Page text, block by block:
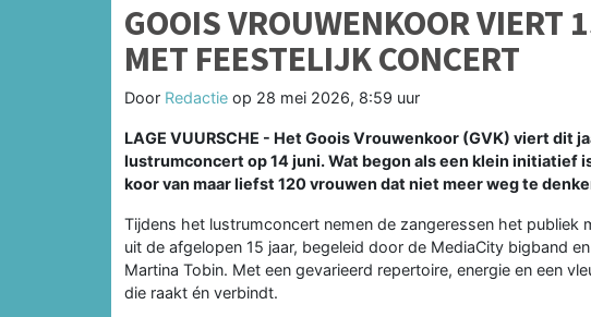
GOOIS VROUWENKOOR VIERT
MET FEESTELIJK CONCERT
Door Redactie op 28 mei 2026, 8:59 uur
LAGE VUURSCHE - Het Goois Vrouwenkoor (GVK) viert dit
lustrumconcert op 14 juni. Wat begon als een klein initiatief
koor van maar liefst 120 vrouwen dat niet meer weg te
Tijdens het lustrumconcert nemen de zangeressen het publiek
uit de afgelopen 15 jaar, begeleid door de MediaCity bigband
Martina Tobin. Met een gevarieerd repertoire, energie en een
die raakt én verbindt.